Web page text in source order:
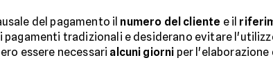
del pagamento il numero del cliente e il
tradizionali e desiderano evitare
essere necessari alcuni giorni per